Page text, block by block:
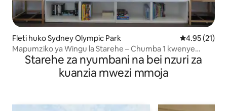
Fleti huko Sydney Olympic Park Ukadiriaji wa
4.95 (21)
Mapumziko ya Wingu la Starehe – Chumba 1 kwenye
Ghorofa ya Juu yenye Mandhari
Starehe za nyumbani na bei nzuri za
kuanzia mwezi mmoja